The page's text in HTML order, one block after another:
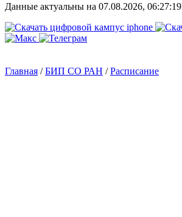
Данные актуальны на 07.08.2026, 06:27:19
Главная /БИП СО РАН /Расписание